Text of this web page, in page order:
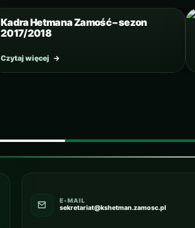
Kadra Hetmana Zamość – sezon
2017/2018
Czytaj więcej →
E-MAIL
sekretariat@kshetman.zamosc.pl